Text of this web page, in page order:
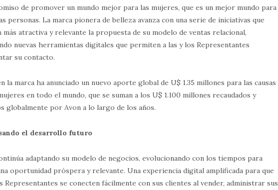
de promover un mundo mejor para las mujeres, que es un mejor mundo para
personas. La marca pionera de belleza avanza con una serie de iniciativas que
más atractiva y relevante la propuesta de su modelo de ventas relacional,
nuevas herramientas digitales que permiten a las y los Representantes
su contacto.
la marca ha anunciado un nuevo aporte global de U$ 1.35 millones para las causas
en todo el mundo, que se suman a los U$ 1.100 millones recaudados y
globalmente por Avon a lo largo de los años.
el desarrollo futuro
adaptando su modelo de negocios, evolucionando con los tiempos para
oportunidad próspera y relevante. Una experiencia digital amplificada para que
Representantes se conecten fácilmente con sus clientes al vender, administrar sus